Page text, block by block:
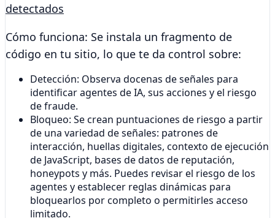
detectados
Cómo funciona: Se instala un fragmento de
código en tu sitio, lo que te da control sobre:
Detección: Observa docenas de señales para
identificar agentes de IA, sus acciones y el riesgo
de fraude.
Bloqueo: Se crean puntuaciones de riesgo a partir
de una variedad de señales: patrones de
interacción, huellas digitales, contexto de ejecución
de JavaScript, bases de datos de reputación,
honeypots y más. Puedes revisar el riesgo de los
agentes y establecer reglas dinámicas para
bloquearlos por completo o permitirles acceso
limitado.